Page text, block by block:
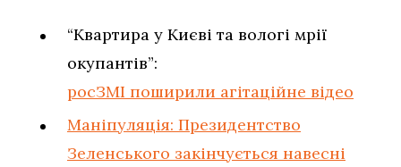
“Квартира у Києві та вологі мрії
окупантів”:
росЗМІ поширили агітаційне відео
Маніпуляція: Президентство
Зеленського закінчується навесні